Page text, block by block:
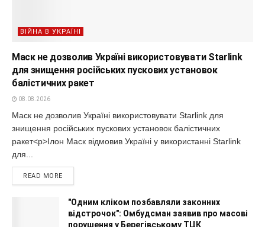
ВІЙНА В УКРАЇНІ
Маск не дозволив Україні використовувати Starlink
для знищення російських пускових установок
балістичних ракет
08.08.2026
Маск не дозволив Україні використовувати Starlink для
знищення російських пускових установок балістичних
ракет<p>Ілон Маск відмовив Україні у використанні Starlink
для...
READ MORE
"Одним кліком позбавляли законних
відстрочок": Омбудсман заявив про масові
порушення у Берегівському ТЦК